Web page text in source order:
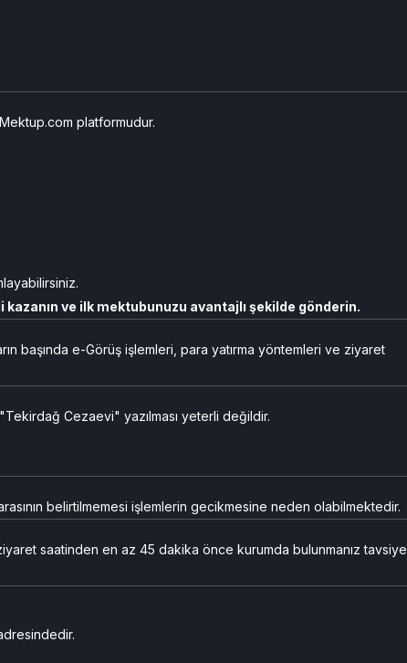
platformudur.
ve ilk mektubunuzu avantajlı şekilde gönderin.
başında e-Görüş işlemleri, para yatırma yöntemleri ve ziyaret
Cezaevi" yazılması yeterli değildir.
belirtilmemesi işlemlerin gecikmesine neden olabilmektedir.
saatinden en az 45 dakika önce kurumda bulunmanız tavsiye